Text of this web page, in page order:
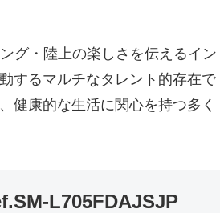
グ・陸上の楽しさを伝えるイン
するマルチなタレント的存在で
健康的な生活に関心を持つ多く
L705FDAJSJP